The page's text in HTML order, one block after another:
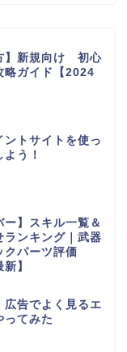
】新規向け 初心
略ガイド【2024
ントサイトを使っ
う！
ー】スキル一覧＆
ランキング｜武器
クパーツ評価
】
広告でよく見るエ
ってみた